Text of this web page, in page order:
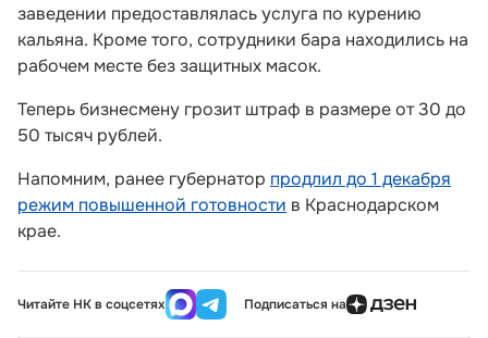
заведении предоставлялась услуга по курению
кальяна. Кроме того, сотрудники бара находились на
рабочем месте без защитных масок.
Теперь бизнесмену грозит штраф в размере от 30 до
50 тысяч рублей.
Напомним, ранее губернатор продлил до 1 декабря
режим повышенной готовности в Краснодарском
крае.
Читайте НК в соцсетях Подписаться на